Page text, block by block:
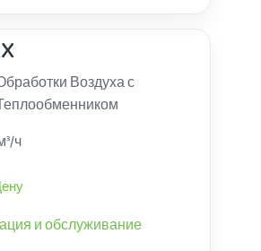
Воздуха с
ч
и обслуживание